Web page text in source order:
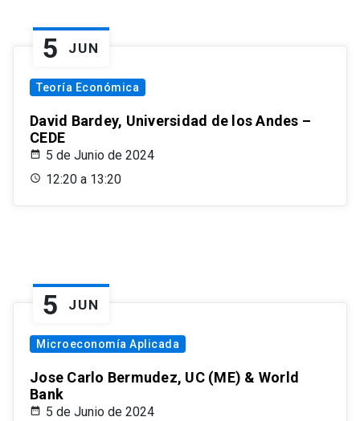
5 JUN
Teoría Económica
David Bardey, Universidad de los Andes –
CEDE
5 de Junio de 2024
12:20 a 13:20
5 JUN
Microeconomía Aplicada
Jose Carlo Bermudez, UC (ME) & World
Bank
5 de Junio de 2024